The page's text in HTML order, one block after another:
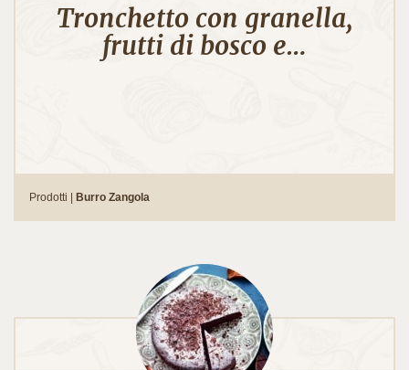
Tronchetto con granella,
frutti di bosco e…
Prodotti | Burro Zangola